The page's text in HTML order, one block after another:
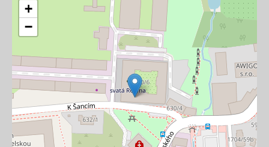
+
−